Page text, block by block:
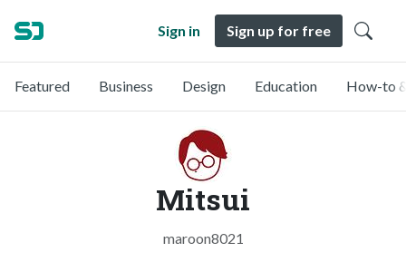
Sign in Sign up for free
Featured Business Design Education How-to
Mitsui
maroon8021